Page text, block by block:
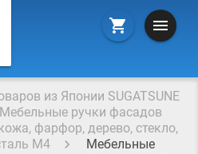
shopping_cart menu
из Японии SUGATSUNE
Мебельные ручки фасадов
фарфор, дерево, стекло,
М4
Мебельные